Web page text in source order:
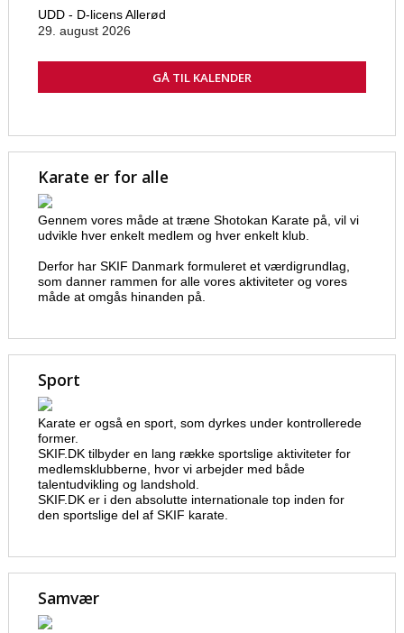
UDD - D-licens Allerød
29. august 2026
GÅ TIL KALENDER
Karate er for alle
Gennem vores måde at træne Shotokan Karate på, vil vi
udvikle hver enkelt medlem og hver enkelt klub.
Derfor har SKIF Danmark formuleret et værdigrundlag,
som danner rammen for alle vores aktiviteter og vores
måde at omgås hinanden på.
Sport
Karate er også en sport, som dyrkes under kontrollerede
former.
SKIF.DK tilbyder en lang række sportslige aktiviteter for
medlemsklubberne, hvor vi arbejder med både
talentudvikling og landshold.
SKIF.DK er i den absolutte internationale top inden for
den sportslige del af SKIF karate.
Samvær